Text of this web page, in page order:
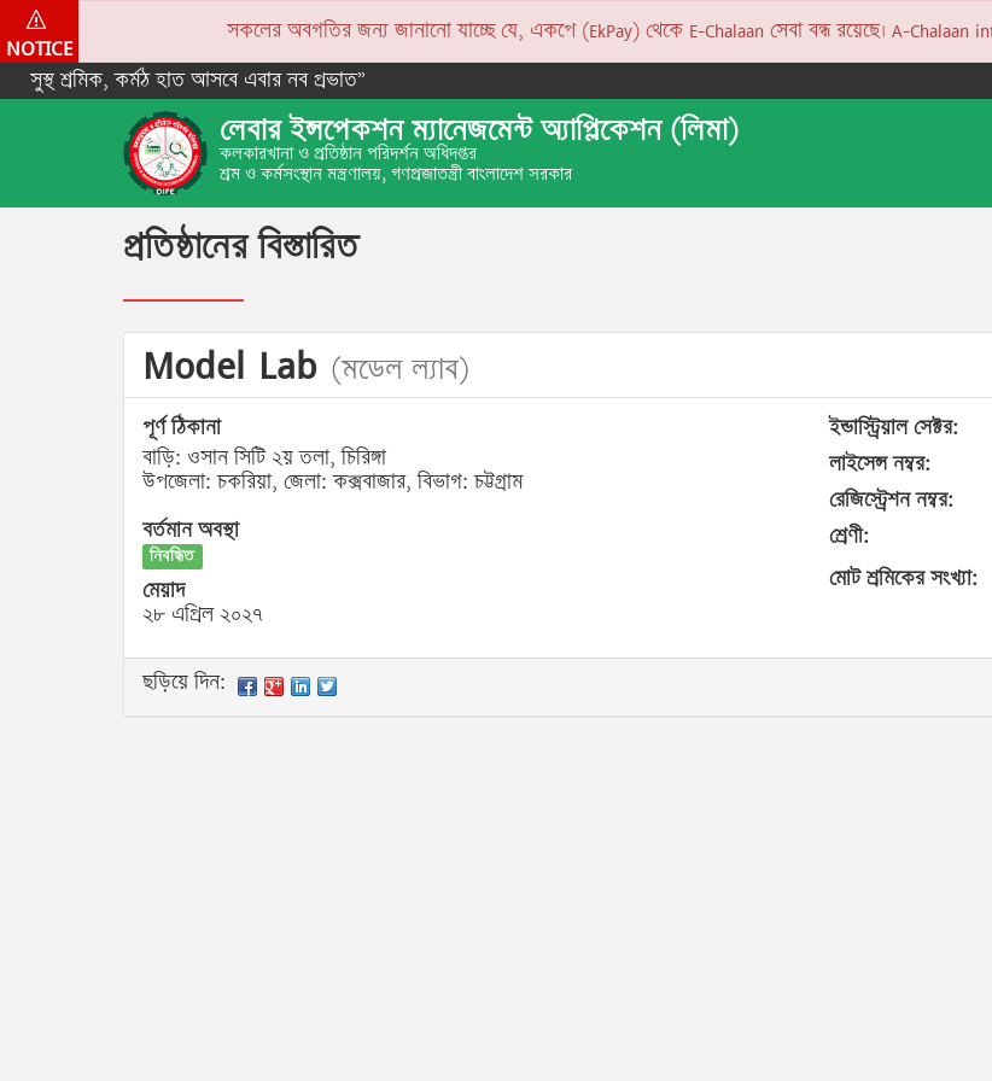
NOTICE
সকলের অবগতির জন্য জানানো যাচ্ছে যে, একপে (EkPay) থেকে E-Chalaan সেবা বন্ধ রয়েছে। A-Chalaan
সুস্থ শ্রমিক, কর্মঠ হাত আসবে এবার নব প্রভাত”
লেবার ইন্সপেকশন ম্যানেজমেন্ট অ্যাপ্লিকেশন (লিমা)
কলকারখানা ও প্রতিষ্ঠান পরিদর্শন অধিদপ্তর
শ্রম ও কর্মসংস্থান মন্ত্রণালয়, গণপ্রজাতন্ত্রী বাংলাদেশ সরকার
প্রতিষ্ঠানের বিস্তারিত
Model Lab (মডেল ল্যাব)
পূর্ণ ঠিকানা
বাড়ি: ওসান সিটি ২য় তলা, চিরিঙ্গা
উপজেলা: চকরিয়া, জেলা: কক্সবাজার, বিভাগ: চট্টগ্রাম
বর্তমান অবস্থা
নিবন্ধিত
মেয়াদ
২৮ এপ্রিল ২০২৭
ইন্ডাস্ট্রিয়াল সেক্টর:
লাইসেন্স নম্বর:
রেজিস্ট্রেশন নম্বর:
শ্রেণী:
মোট শ্রমিকের সংখ্যা:
ছড়িয়ে দিন: